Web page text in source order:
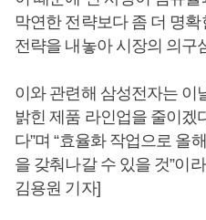
막연한 전략보다 좀 더 명
전략을 내놓아 시장의 의구
이와 관련해 삼성전자는 이
밝힌 제품 라인업을 줄이겠
다”며 “효율화 작업으로 올
을 갖춰나갈 수 있을 것”이
김용원 기자]